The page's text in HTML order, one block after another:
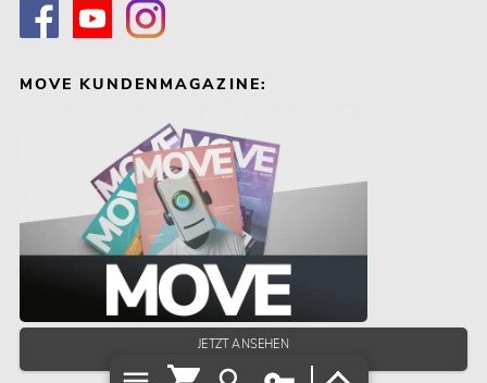
MOVE KUNDENMAGAZINE:
JETZT ANSEHEN